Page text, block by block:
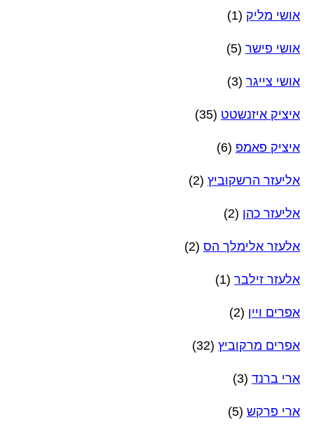
אושי מליק (1)
אושי פישר (5)
אושי צייגר (3)
איציק איזנשטט (35)
איציק פאמפ (6)
אליעזר הרשקוביץ (2)
אליעזר כהן (2)
אלעזר אלימלך הס (2)
אלעזר זילבר (1)
אפרים ויין (2)
אפרים מרקוביץ (32)
ארי ברנד (3)
ארי פרקש (5)